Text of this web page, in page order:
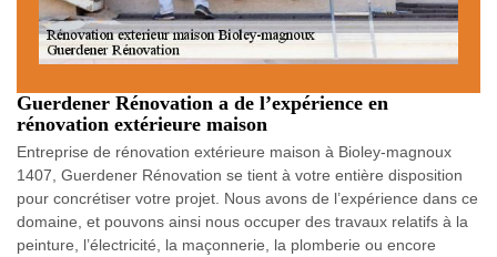
Guerdener Rénovation a de l’expérience en
rénovation extérieure maison
Entreprise de rénovation extérieure maison à Bioley-magnoux
1407, Guerdener Rénovation se tient à votre entière disposition
pour concrétiser votre projet. Nous avons de l’expérience dans ce
domaine, et pouvons ainsi nous occuper des travaux relatifs à la
peinture, l’électricité, la maçonnerie, la plomberie ou encore